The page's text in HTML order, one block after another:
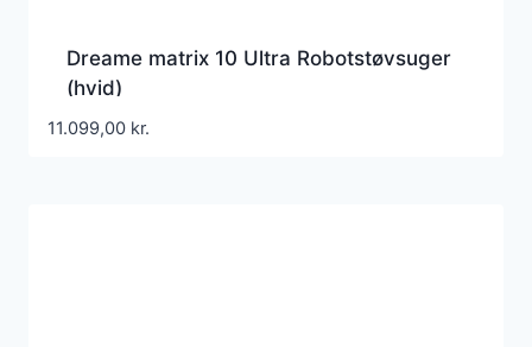
Dreame matrix 10 Ultra Robotstøvsuger
(hvid)
11.099,00 kr.